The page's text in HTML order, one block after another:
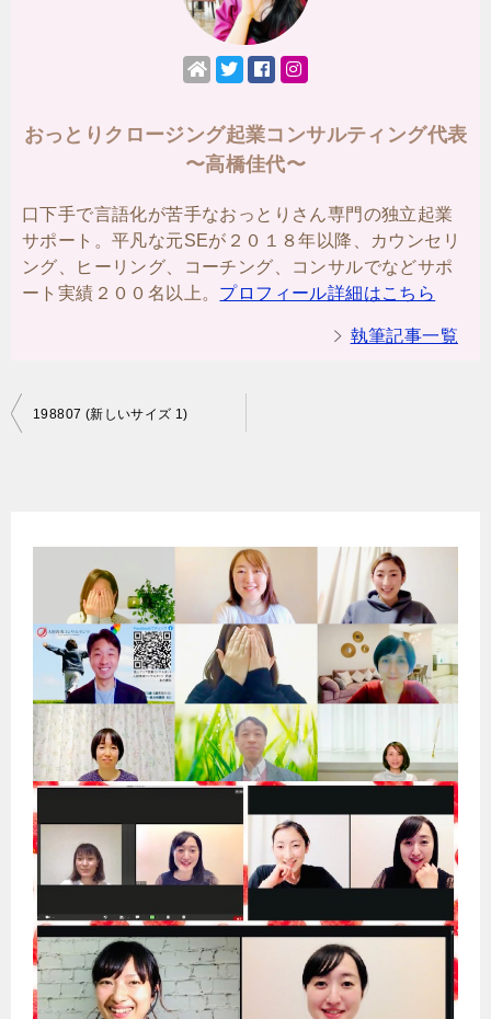
おっとりクロージング起業コンサルティング代表
〜高橋佳代〜
口下手で言語化が苦手なおっとりさん専門の独立起業
サポート。平凡な元SEが２０１８年以降、カウンセリ
ング、ヒーリング、コーチング、コンサルでなどサポ
ート実績２００名以上。 プロフィール詳細はこちら
執筆記事一覧
投
198807 (新しいサイズ 1)